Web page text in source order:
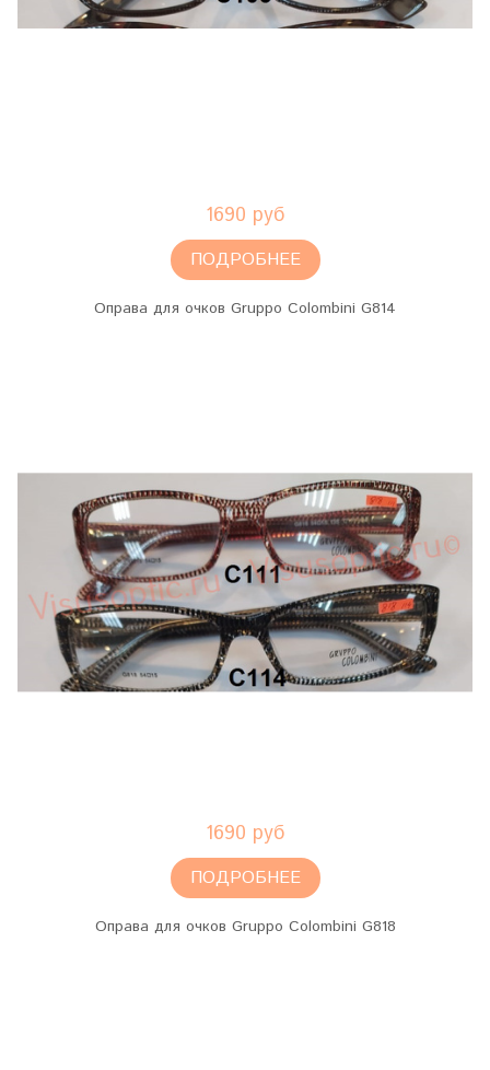
1690 руб
ПОДРОБНЕЕ
Оправа для очков Gruppo Colombini G814
1690 руб
ПОДРОБНЕЕ
Оправа для очков Gruppo Colombini G818